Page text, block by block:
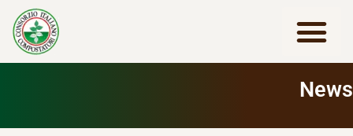
contenuto
News